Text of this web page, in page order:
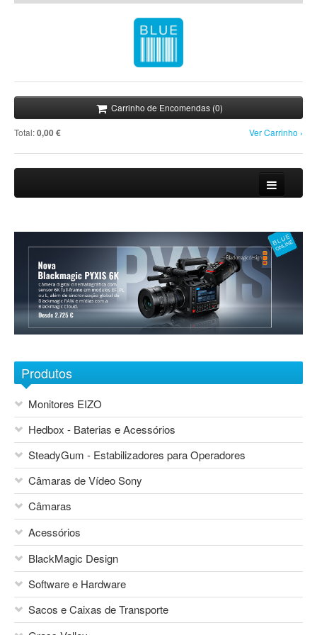
Carrinho de Encomendas (0)
Total:0,00 € Ver Carrinho ›
Promoções
Notícias
Sobre nós
Contactos
Produtos
Monitores EIZO
Hedbox - Baterias e Acessórios
SteadyGum - Estabilizadores para Operadores
Câmaras de Vídeo Sony
Câmaras
Blackmagic Design
Sony Network Camera Systems
Sony Foto e Vídeo Consumo
Canon
Sony
Acessórios
Áudio
Mesas de Mistura
Vocas
Flash Canon
BlackMagic Design
Software e Hardware
Sacos e Caixas de Transporte